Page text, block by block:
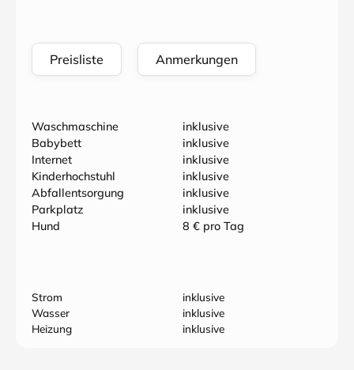
Preisliste Anmerkungen
Waschmaschine
inklusive
Babybett
inklusive
Internet
inklusive
Kinderhochstuhl
inklusive
Abfallentsorgung
inklusive
Parkplatz
inklusive
Hund
8 € pro Tag
Strom
inklusive
Wasser
inklusive
Heizung
inklusive